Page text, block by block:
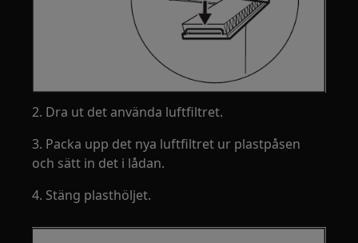
2. Dra ut det använda luftfiltret.
3. Packa upp det nya luftfiltret ur plastpåsen
och sätt in det i lådan.
4. Stäng plasthöljet.